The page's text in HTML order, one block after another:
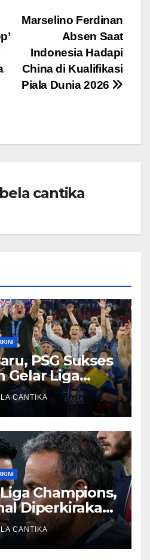
Marselino Ferdinan
Absen Saat
Indonesia Hadapi
China di Kualifikasi
Piala Dunia 2026
bela cantika
PSG Sukses
Gelar Liga
CANTIKA
Champions,
Diperkirakan
CANTIKA